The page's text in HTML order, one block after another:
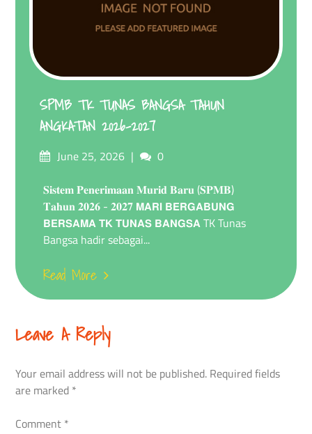
SPMB TK TUNAS BANGSA TAHUN
ANGKATAN 2026-2027
PostedJune 25, 2026 Comments
0
𝐒𝐢𝐬𝐭𝐞𝐦 𝐏𝐞𝐧𝐞𝐫𝐢𝐦𝐚𝐚𝐧 𝐌𝐮𝐫𝐢𝐝 𝐁𝐚𝐫𝐮 (𝐒𝐏𝐌𝐁)
𝐓𝐚𝐡𝐮𝐧 𝟐𝟎𝟐𝟔 - 𝟐𝟎𝟐𝟕 𝗠𝗔𝗥𝗜 𝗕𝗘𝗥𝗚𝗔𝗕𝗨𝗡𝗚
𝗕𝗘𝗥𝗦𝗔𝗠𝗔 𝗧𝗞 𝗧𝗨𝗡𝗔𝗦 𝗕𝗔𝗡𝗚𝗦𝗔 TK Tunas
Bangsa hadir sebagai...
Read More
Leave A Reply
Your email address will not be published. Required fields
are marked *
Comment *